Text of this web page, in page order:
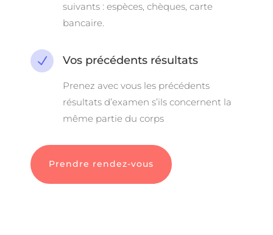
suivants : espèces, chèques, carte
bancaire.
N Vos précédents résultats
Prenez avec vous les précédents
résultats d’examen s’ils concernent la
même partie du corps
Prendre rendez-vous